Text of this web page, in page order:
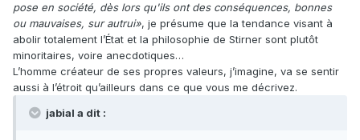
pose en société, dès lors qu'ils ont des conséquences, bonnes
ou mauvaises, sur autrui», je présume que la tendance visant à
abolir totalement l’État et la philosophie de Stirner sont plutôt
minoritaires, voire anecdotiques…
L’homme créateur de ses propres valeurs, j’imagine, va se sentir
aussi à l’étroit qu’ailleurs dans ce que vous me décrivez.
jabial a dit :